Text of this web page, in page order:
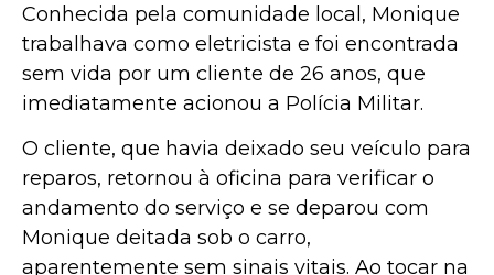
Conhecida pela comunidade local, Monique
trabalhava como eletricista e foi encontrada
sem vida por um cliente de 26 anos, que
imediatamente acionou a Polícia Militar.
O cliente, que havia deixado seu veículo para
reparos, retornou à oficina para verificar o
andamento do serviço e se deparou com
Monique deitada sob o carro,
aparentemente sem sinais vitais. Ao tocar na